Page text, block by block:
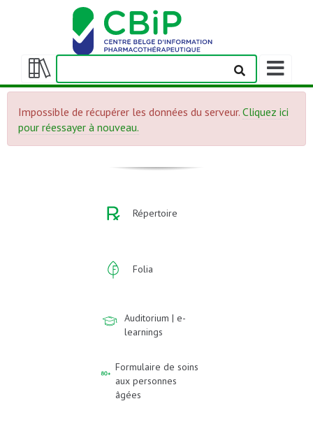
Afficher/masquer
table
des
Afficher/
la
barre
navigation
Impossible de récupérer les données du serveur. Cliquez ici
pour réessayer à nouveau.
Répertoire
Folia
Auditorium | e-
learnings
Formulaire de soins
aux personnes
âgées